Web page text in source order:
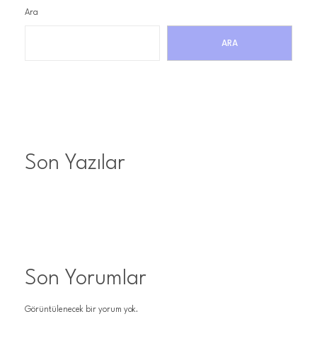
Ara
ARA
Son Yazılar
Son Yorumlar
Görüntülenecek bir yorum yok.